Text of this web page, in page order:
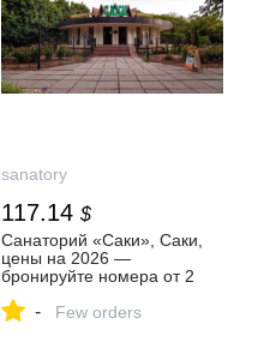
sanatory
117.14 $
Санаторий «Саки», Саки,
цены на 2026 —
бронируйте номера от 2
- Few orders